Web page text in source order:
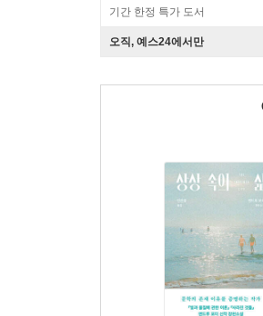
기간 한정 특가 도서
오직, 예스24에서만